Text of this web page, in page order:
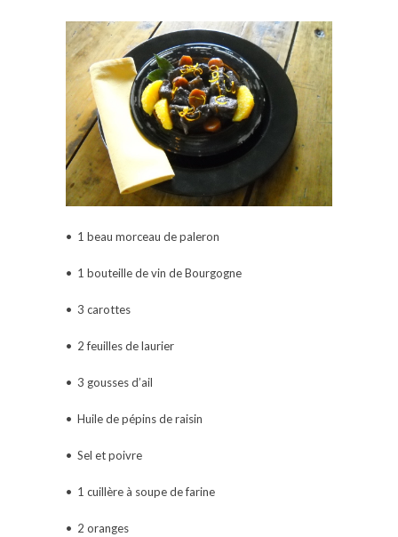
• 1 beau morceau de paleron
• 1 bouteille de vin de Bourgogne
• 3 carottes
• 2 feuilles de laurier
• 3 gousses d’ail
• Huile de pépins de raisin
• Sel et poivre
• 1 cuillère à soupe de farine
• 2 oranges